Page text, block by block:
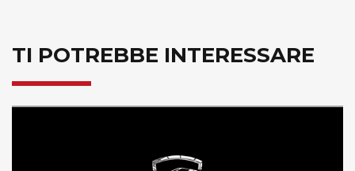
TI POTREBBE INTERESSARE